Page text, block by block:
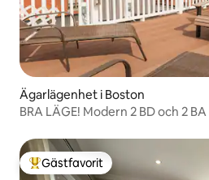
Ägarlägenhet i Boston
BRA LÄGE! Modern 2 BD och 2
Populär gästfavorit
Gästfavorit